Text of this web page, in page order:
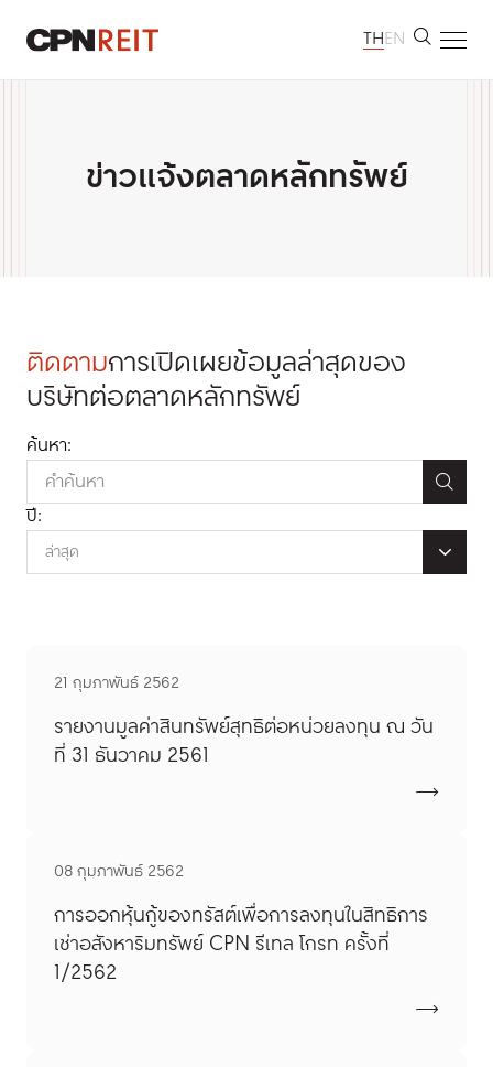
THEN
เกี่ยวกับเรา
ทรัพย์สินที่ลงทุน
ข่าวแจ้งตลาดหลักทรัพย์
ติดตามการเปิดเผยข้อมูลล่าสุดของ
บริษัทต่อตลาดหลักทรัพย์
ค้นหา:
ปี:
ล่าสุด
21 กุมภาพันธ์ 2562
รายงานมูลค่าสินทรัพย์สุทธิต่อหน่วยลงทุน ณ วัน
ที่ 31 ธันวาคม 2561
08 กุมภาพันธ์ 2562
การออกหุ้นกู้ของทรัสต์เพื่อการลงทุนในสิทธิการ
เช่าอสังหาริมทรัพย์ CPN รีเทล โกรท ครั้งที่
1/2562